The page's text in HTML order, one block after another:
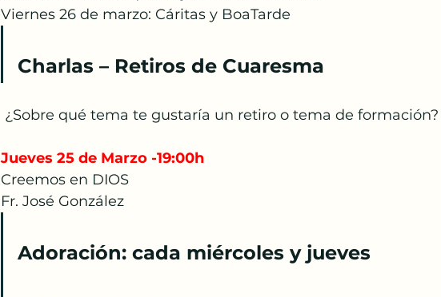
Viernes 26 de marzo: Cáritas y BoaTarde
Charlas – Retiros de Cuaresma
¿Sobre qué tema te gustaría un retiro o tema de formación?
Jueves 25 de Marzo -19:00h
Creemos en DIOS
Fr. José González
Adoración: cada miércoles y jueves